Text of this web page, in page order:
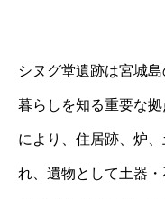
シヌグ堂遺跡は宮城
暮らしを知る重要な
により、住居跡、炉
れ、遺物として土器